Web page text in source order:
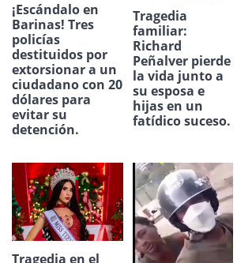
¡Escándalo en
Barinas! Tres
policías
destituidos por
extorsionar a un
ciudadano con 20
dólares para
evitar su
detención.
Tragedia
familiar:
Richard
Peñalver pierde
la vida junto a
su esposa e
hijas en un
fatídico suceso.
Tragedia en el